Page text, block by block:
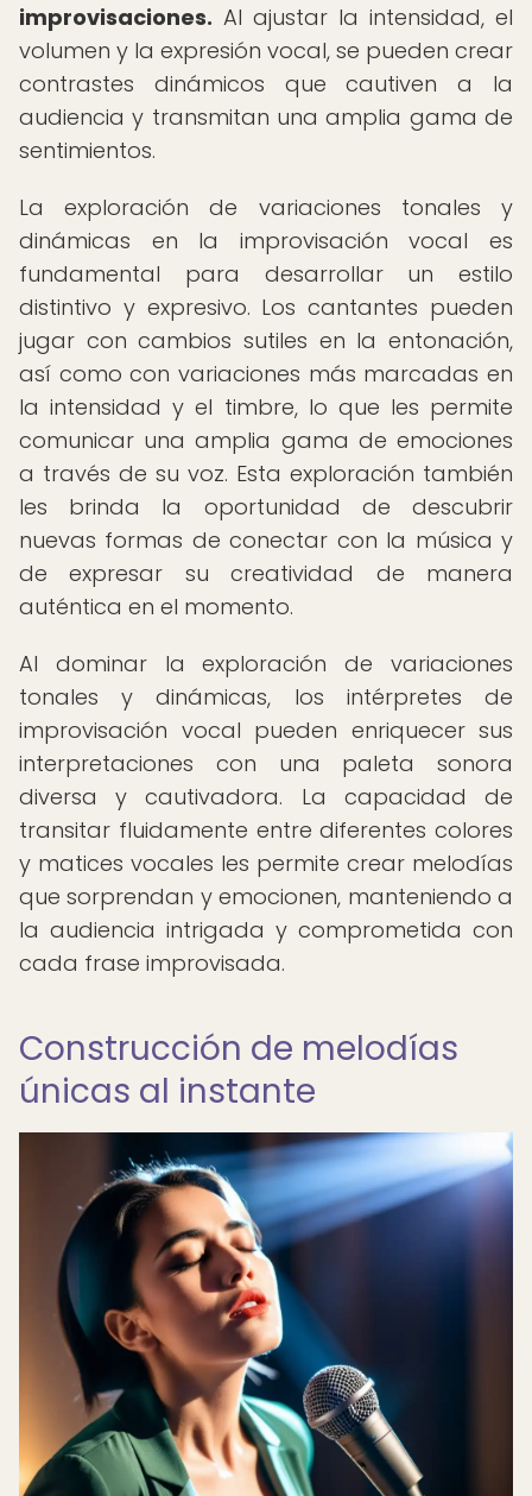
improvisaciones. Al ajustar la intensidad, el
volumen y la expresión vocal, se pueden crear
contrastes dinámicos que cautiven a la
audiencia y transmitan una amplia gama de
sentimientos.
La exploración de variaciones tonales y
dinámicas en la improvisación vocal es
fundamental para desarrollar un estilo
distintivo y expresivo. Los cantantes pueden
jugar con cambios sutiles en la entonación,
así como con variaciones más marcadas en
la intensidad y el timbre, lo que les permite
comunicar una amplia gama de emociones
a través de su voz. Esta exploración también
les brinda la oportunidad de descubrir
nuevas formas de conectar con la música y
de expresar su creatividad de manera
auténtica en el momento.
Al dominar la exploración de variaciones
tonales y dinámicas, los intérpretes de
improvisación vocal pueden enriquecer sus
interpretaciones con una paleta sonora
diversa y cautivadora. La capacidad de
transitar fluidamente entre diferentes colores
y matices vocales les permite crear melodías
que sorprendan y emocionen, manteniendo a
la audiencia intrigada y comprometida con
cada frase improvisada.
Construcción de melodías
únicas al instante